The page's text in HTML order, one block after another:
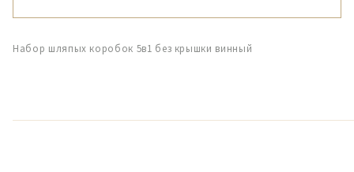
Набор шляпых коробок 5в1 без крышки винный